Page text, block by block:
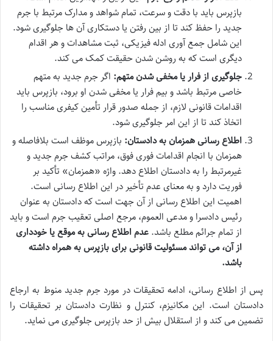
بازپرس باید با دقت و سرعت، تمام شواهد و مدارک مرتبط با جرم
جدید را حفظ کند تا از بین رفتن یا دستکاری آن ها جلوگیری شود.
این شامل جمع آوری ادله فیزیکی، ثبت مشاهدات و هر اقدام
دیگری است که به روشن شدن حقیقت کمک می کند.
جلوگیری از فرار یا مخفی شدن متهم: اگر جرم جدید به متهم
خاصی مرتبط باشد و بیم فرار یا مخفی شدن او برود، بازپرس باید
اقدامات قانونی لازم، از جمله صدور قرار تأمین کیفری مناسب را
اتخاذ کند تا از این امر جلوگیری شود.
اطلاع رسانی همزمان به دادستان: بازپرس موظف است بلافاصله و
همزمان با انجام اقدامات فوری فوق، مراتب کشف جرم جدید و
غیرمرتبط را به دادستان اطلاع دهد. واژه «همزمان» تأکید بر
فوریت دارد و به معنای عدم تأخیر در این اطلاع رسانی است.
اهمیت این اطلاع رسانی از آن جهت است که دادستان به عنوان
رئیس دادسرا و مدعی العموم، مرجع اصلی تعقیب جرم است و باید
از تمام جرائم مطلع باشد. عدم اطلاع رسانی به موقع یا خودداری
از آن، می تواند مسئولیت قانونی برای بازپرس به همراه داشته
باشد.
پس از اطلاع رسانی، ادامه تحقیقات در مورد جرم جدید منوط به ارجاع
دادستان است. این مکانیزم، کنترل و نظارت دادستان بر تحقیقات را
تضمین می کند و از استقلال بیش از حد بازپرس جلوگیری می نماید.